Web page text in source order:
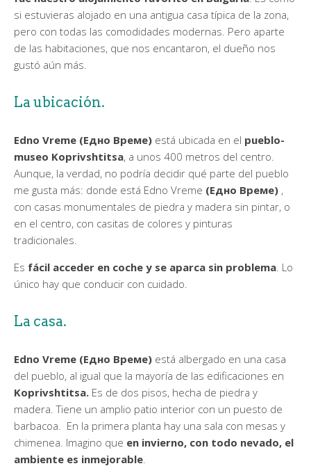
si estuvieras alojado en una antigua casa típica de la zona,
pero con todas las comodidades modernas. Pero aparte
de las habitaciones, que nos encantaron, el dueño nos
gustó aún más.
La ubicación.
Edno Vreme (Едно Време) está ubicada en el pueblo-
museo Koprivshtitsa, a unos 400 metros del centro.
Aunque, la verdad, no podría decidir qué parte del pueblo
me gusta más: donde está Edno Vreme (Едно Време) ,
con casas monumentales de piedra y madera sin pintar, o
en el centro, con casitas de colores y pinturas
tradicionales.
Es fácil acceder en coche y se aparca sin problema. Lo
único hay que conducir con cuidado.
La casa.
Edno Vreme (Едно Време) está albergado en una casa
del pueblo, al igual que la mayoría de las edificaciones en
Koprivshtitsa. Es de dos pisos, hecha de piedra y
madera. Tiene un amplio patio interior con un puesto de
barbacoa. En la primera planta hay una sala con mesas y
chimenea. Imagino que en invierno, con todo nevado, el
ambiente es inmejorable.